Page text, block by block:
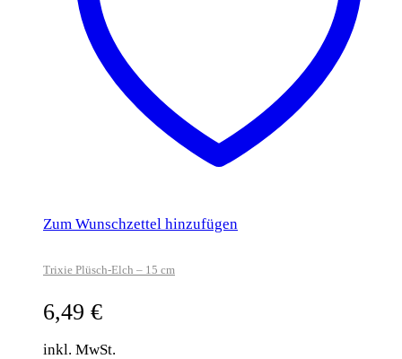
Zum Wunschzettel hinzufügen
Trixie Plüsch-Elch – 15 cm
6,49 €
inkl. MwSt.